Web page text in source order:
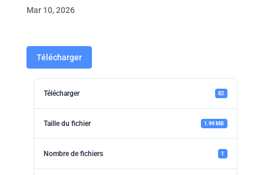
Mar 10, 2026
Télécharger
Télécharger 82
Taille du fichier 1.99 MB
Nombre de fichiers 1